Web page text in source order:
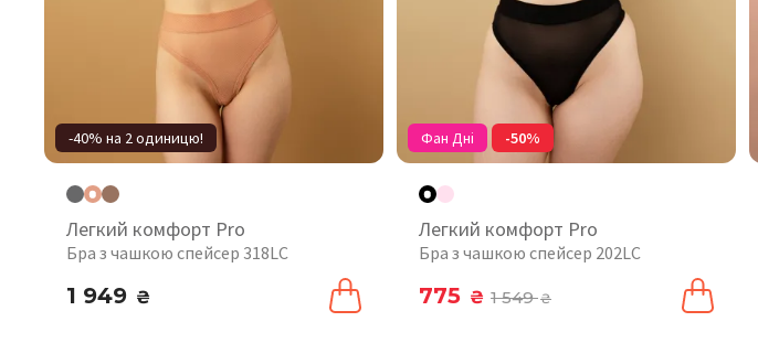
-40% на 2 одиницю!
Легкий комфорт Pro
Бра з чашкою спейсер 318LC
1 949 ₴
Фан Дні -50%
Легкий комфорт Pro
Бра з чашкою спейсер 202LC
775 ₴ 1 549₴